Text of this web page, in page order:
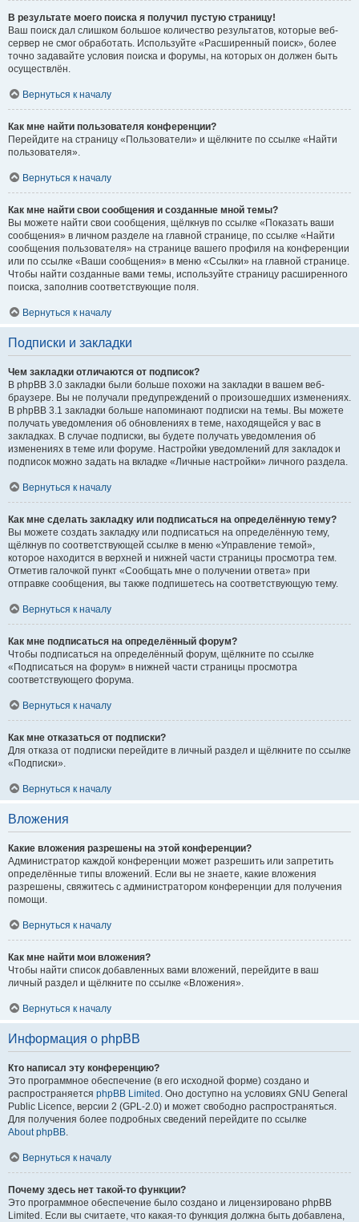
В результате моего поиска я получил пустую страницу!
Ваш поиск дал слишком большое количество результатов, которые веб-
сервер не смог обработать. Используйте «Расширенный поиск», более
точно задавайте условия поиска и форумы, на которых он должен быть
осуществлён.
Вернуться к началу
Как мне найти пользователя конференции?
Перейдите на страницу «Пользователи» и щёлкните по ссылке «Найти
пользователя».
Вернуться к началу
Как мне найти свои сообщения и созданные мной темы?
Вы можете найти свои сообщения, щёлкнув по ссылке «Показать ваши
сообщения» в личном разделе на главной странице, по ссылке «Найти
сообщения пользователя» на странице вашего профиля на конференции
или по ссылке «Ваши сообщения» в меню «Ссылки» на главной странице.
Чтобы найти созданные вами темы, используйте страницу расширенного
поиска, заполнив соответствующие поля.
Вернуться к началу
Подписки и закладки
Чем закладки отличаются от подписок?
В phpBB 3.0 закладки были больше похожи на закладки в вашем веб-
браузере. Вы не получали предупреждений о произошедших изменениях.
В phpBB 3.1 закладки больше напоминают подписки на темы. Вы можете
получать уведомления об обновлениях в теме, находящейся у вас в
закладках. В случае подписки, вы будете получать уведомления об
изменениях в теме или форуме. Настройки уведомлений для закладок и
подписок можно задать на вкладке «Личные настройки» личного раздела.
Вернуться к началу
Как мне сделать закладку или подписаться на определённую тему?
Вы можете создать закладку или подписаться на определённую тему,
щёлкнув по соответствующей ссылке в меню «Управление темой»,
которое находится в верхней и нижней части страницы просмотра тем.
Отметив галочкой пункт «Сообщать мне о получении ответа» при
отправке сообщения, вы также подпишетесь на соответствующую тему.
Вернуться к началу
Как мне подписаться на определённый форум?
Чтобы подписаться на определённый форум, щёлкните по ссылке
«Подписаться на форум» в нижней части страницы просмотра
соответствующего форума.
Вернуться к началу
Как мне отказаться от подписки?
Для отказа от подписки перейдите в личный раздел и щёлкните по ссылке
«Подписки».
Вернуться к началу
Вложения
Какие вложения разрешены на этой конференции?
Администратор каждой конференции может разрешить или запретить
определённые типы вложений. Если вы не знаете, какие вложения
разрешены, свяжитесь с администратором конференции для получения
помощи.
Вернуться к началу
Как мне найти мои вложения?
Чтобы найти список добавленных вами вложений, перейдите в ваш
личный раздел и щёлкните по ссылке «Вложения».
Вернуться к началу
Информация о phpBB
Кто написал эту конференцию?
Это программное обеспечение (в его исходной форме) создано и
распространяется phpBB Limited . Оно доступно на условиях GNU General
Public Licence, версии 2 (GPL-2.0) и может свободно распространяться.
Для получения более подробных сведений перейдите по ссылке
About phpBB.
Вернуться к началу
Почему здесь нет такой-то функции?
Это программное обеспечение было создано и лицензировано phpBB
Limited. Если вы считаете, что какая-то функция должна быть добавлена,